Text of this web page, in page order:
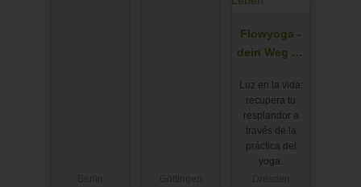
Flowyoga -
dein Weg zu
Leichtigkeit
und Licht im
Leben
Luz en la vida:
recupera tu
resplandor a
través de la
práctica del
yoga.